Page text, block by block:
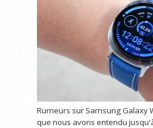
Rumeurs sur Samsung Galaxy
que nous avons entendu